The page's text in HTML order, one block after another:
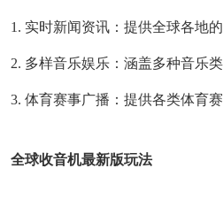
1. 实时新闻资讯：提供全球各地
2. 多样音乐娱乐：涵盖多种音乐
3. 体育赛事广播：提供各类体育
全球收音机最新版玩法